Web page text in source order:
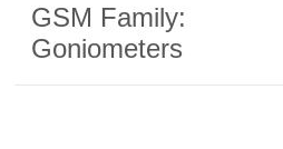
GSM Family:
Goniometers